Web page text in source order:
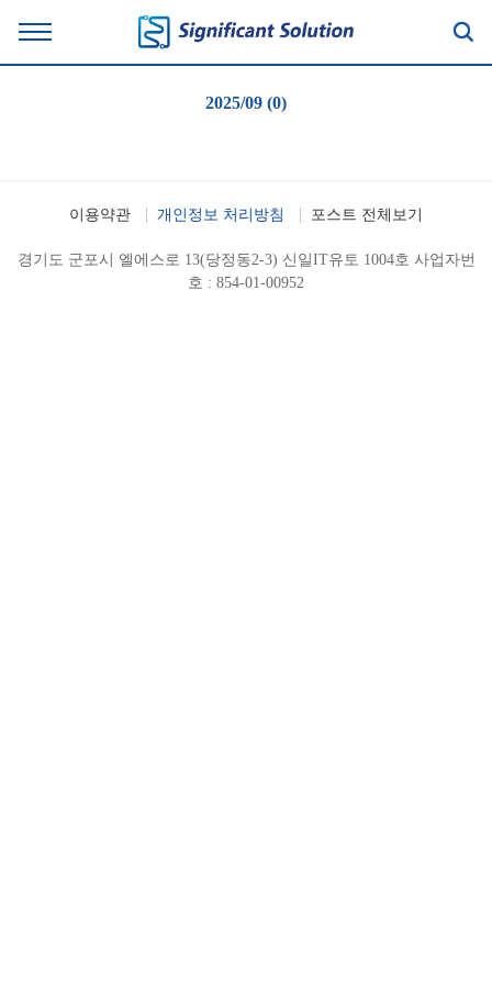
2025/09 (0)
이용약관 개인정보 처리방침 포스트 전체보기
경기도 군포시 엘에스로 13(당정동2-3) 신일IT유토 1004호 사업자번
호 : 854-01-00952